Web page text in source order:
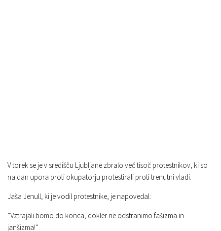
V torek se je v središču Ljubljane zbralo več tisoč protestnikov, ki so
na dan upora proti okupatorju protestirali proti trenutni vladi.
Jaša Jenull, ki je vodil protestnike, je napovedal:
”Vztrajali bomo do konca, dokler ne odstranimo fašizma in
janšizma!”